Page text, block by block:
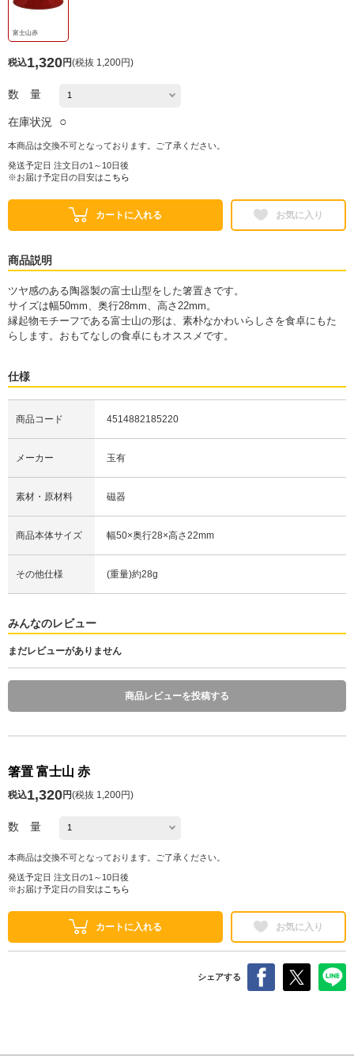
富士山赤
税込1,320円(税抜 1,200円)
数 量
在庫状況 ○
本商品は交換不可となっております。ご了承ください。
発送予定日 注文日の1～10日後
※お届け予定日の目安は こちら
カートに入れる お気に入り
商品説明
ツヤ感のある陶器製の富士山型をした箸置きです。
サイズは幅50mm、奥行28mm、高さ22mm。
縁起物モチーフである富士山の形は、素朴なかわいらしさを食卓にもた
らします。おもてなしの食卓にもオススメです。
仕様
商品コード 4514882185220
メーカー 玉有
素材・原材料 磁器
商品本体サイズ 幅50×奥行28×高さ22mm
その他仕様 (重量)約28g
みんなのレビュー
まだレビューがありません
商品レビューを投稿する
箸置 富士山 赤
税込1,320円(税抜 1,200円)
数 量
本商品は交換不可となっております。ご了承ください。
発送予定日 注文日の1～10日後
※お届け予定日の目安は こちら
カートに入れる お気に入り
シェアする